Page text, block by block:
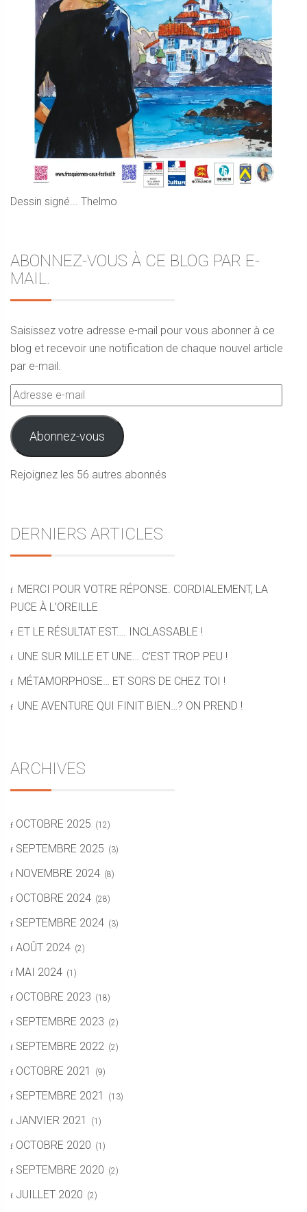
Dessin signé... Thelmo
ABONNEZ-VOUS À CE BLOG PAR E-
MAIL.
Saisissez votre adresse e-mail pour vous abonner à ce
blog et recevoir une notification de chaque nouvel article
par e-mail.
Adresse
e-
mail
Abonnez-vous
Rejoignez les 56 autres abonnés
DERNIERS ARTICLES
MERCI POUR VOTRE RÉPONSE. CORDIALEMENT, LA
PUCE À L’OREILLE
ET LE RÉSULTAT EST…. INCLASSABLE !
UNE SUR MILLE ET UNE… C’EST TROP PEU !
MÉTAMORPHOSE… ET SORS DE CHEZ TOI !
UNE AVENTURE QUI FINIT BIEN…? ON PREND !
ARCHIVES
OCTOBRE 2025 (12)
SEPTEMBRE 2025 (3)
NOVEMBRE 2024 (8)
OCTOBRE 2024 (28)
SEPTEMBRE 2024 (3)
AOÛT 2024 (2)
MAI 2024 (1)
OCTOBRE 2023 (18)
SEPTEMBRE 2023 (2)
SEPTEMBRE 2022 (2)
OCTOBRE 2021 (9)
SEPTEMBRE 2021 (13)
JANVIER 2021 (1)
OCTOBRE 2020 (1)
SEPTEMBRE 2020 (2)
JUILLET 2020 (2)